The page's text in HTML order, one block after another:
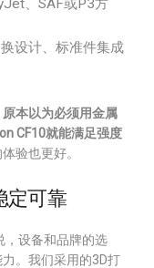
、SAF或P3方
设计、标准件集成
原本以为必须用金属
CF10就能满足强度
验也更好。
定可靠
，设备和品牌的选
。我们采用的3D打